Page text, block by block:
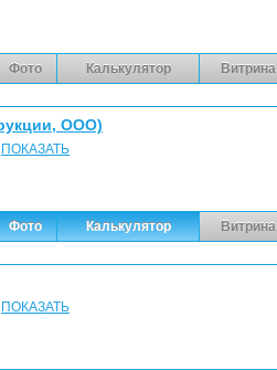
Фото Калькулятор Витрина
ООО)
ПОКАЗАТЬ
Фото Калькулятор Витрина
ПОКАЗАТЬ